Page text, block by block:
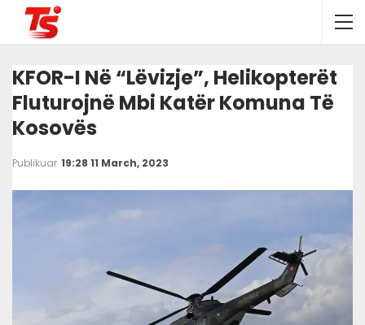
KFOR-I Në “lëvizje”, Helikopterët
Fluturojnë Mbi Katër Komuna Të
Kosovës
Publikuar 19:28 11 March, 2023